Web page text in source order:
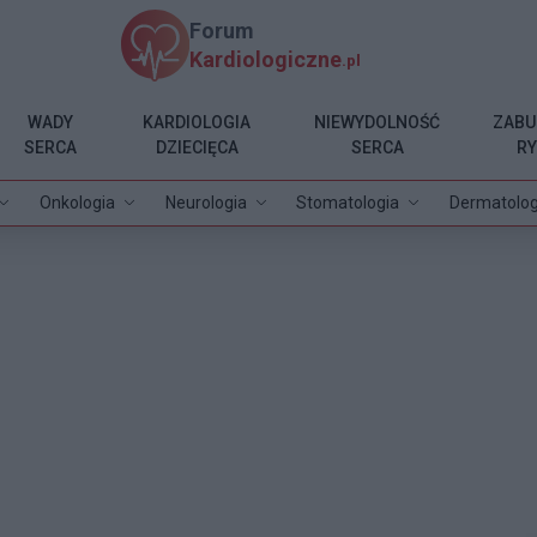
Forum
Kardiologiczne .pl
Onkologia Neurologia Stomatologia
WADY
SERCA
KARDIOLOGIA
DZIECIĘCA
NIEWYDOLNOŚĆ
SERCA